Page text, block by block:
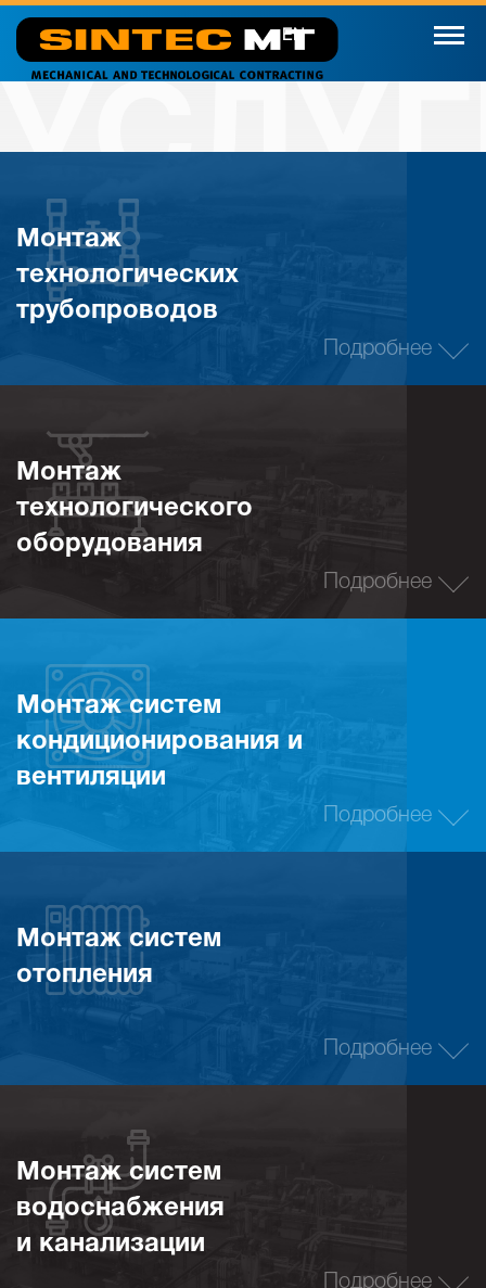
EN
Монтаж
технологических
трубопроводов
Подробнее
Монтаж
технологического
оборудования
Подробнее
Монтаж систем
кондиционирования и
вентиляции
Подробнее
Монтаж систем
отопления
Подробнее
Монтаж систем
водоснабжения
и канализации
Подробнее